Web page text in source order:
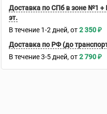
Доставка по СПб в зоне №1
эт.
В течение 1-2 дней 2 350₽
Доставка по РФ (до
В течение 3-5 дней 2 790₽